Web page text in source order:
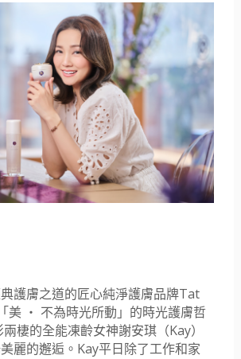
護膚之道的匠心純淨護膚品牌Tat
美 ‧
不為時光所動」的時光護膚哲
兩棲的全能凍齡女神謝安琪（Kay）
麗的邂逅。 Kay平日除了工作和家